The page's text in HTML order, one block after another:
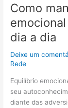
Como
dia a dia
Deixe um
Rede
Equilíbrio
seu
diante das
Como
o
equilíbrio
diante
estresse
do
dia